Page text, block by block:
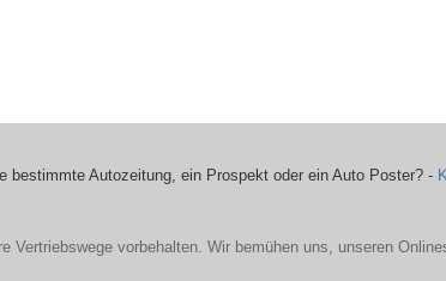
bestimmte Autozeitung, ein Prospekt oder ein Auto Poster? -
Vertriebswege vorbehalten. Wir bemühen uns, unseren